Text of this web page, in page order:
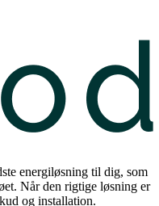
energiløsning til dig, som
Når den rigtige løsning er
og installation.